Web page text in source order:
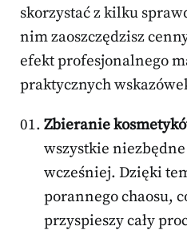
skorzystać z kilku
nim zaoszczędzisz
efekt profesjonalnego
praktycznych
Zbieranie
wszystkie
wcześniej. Dzięki
porannego chaosu,
przyspieszy cały